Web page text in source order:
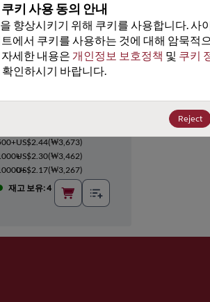
LT1054IP
US$2.44(₩3,673)
US$2.30(₩3,462)
US$2.17(₩3,267)
재고 보유: 4
쿠키 사용 동의 안내
향상시키기 위해 쿠키를 사용합니다. 사
에서 쿠키를 사용하는 것에 대해 암묵적
세한 내용은 개인정보 보호정책 및 쿠키
확인하시기 바랍니다.
Reject